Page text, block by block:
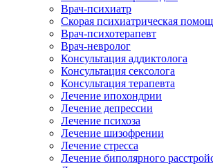
Врач-психиатр
Скорая психиатрическая
Врач-психотерапевт
Врач-невролог
Консультация аддиктолога
Консультация сексолога
Консультация терапевта
Лечение ипохондрии
Лечение депрессии
Лечение психоза
Лечение шизофрении
Лечение стресса
Лечение биполярного